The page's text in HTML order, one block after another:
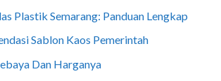
Plastik Semarang: Panduan Lengkap
Sablon Kaos Pemerintah
Dan Harganya